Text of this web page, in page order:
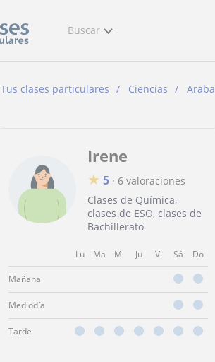
Buscar
Tus clases particulares Ciencias Araba
Irene
★ 5 · 6 valoraciones
Clases de Química,
clases de ESO, clases de
Bachillerato
Lu Ma Mi Ju Vi Sá Do
Mañana
Mediodía
Tarde